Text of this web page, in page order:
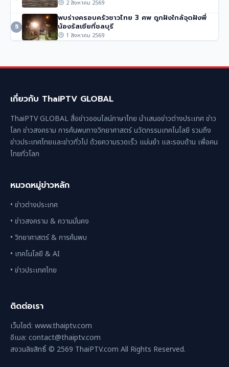
2 สิงหาคม 2569
5
พบร่างครอบครัวชาวไทย 3 ศพ ถูกฝังใกล้จุดฝังพี่
น้องรัสเซียที่ชลบุรี
1 สิงหาคม 2569
เกี่ยวกับ ThaiPTV GLOBAL
ThaiPTV GLOBAL สื่อข่าวออนไลน์ภาษาไทย นำเสนอข่าวต่างประเทศ ข่าว
โลก ข่าวสงคราม การค้นพบทางวิทยาศาสตร์ นวัตกรรมเทคโนโลยี รวมถึง
ข่าวประเทศไทยและข่าวทั่วไป ด้วยความรวดเร็ว แม่นยำ และรอบด้าน เพื่อคน
ไทยทั่วโลก
หมวดหมู่ข่าวหลัก
• ข่าวต่างประเทศ
• ข่าวสงคราม & ความมั่นคง
• วิทยาศาสตร์ & การค้นพบ
• เทคโนโลยี & AI
• ข่าวประเทศไทย
ติดต่อเรา
เว็บไซต์: www.thaiptv.com
อีเมล: contact@thaiptv.com
สงวนลิขสิทธิ์ © 2569 ThaiPTV.com All Rights Reserved.